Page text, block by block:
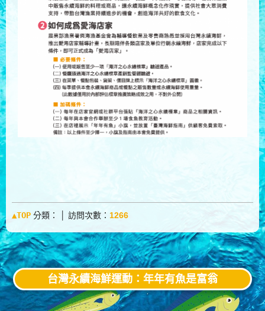
▲TOP 分類： │ 訪問次數： 1266
台灣永續海鮮運動：年年有魚是富翁